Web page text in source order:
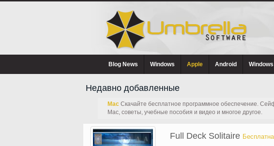
Blog News Windows Apple Android
Недавно добавленные
Mac Скачайте бесплатное программное обеспечение.
Mac, советы, учебные пособия и видео и многое другое.
Full Deck Solitaire